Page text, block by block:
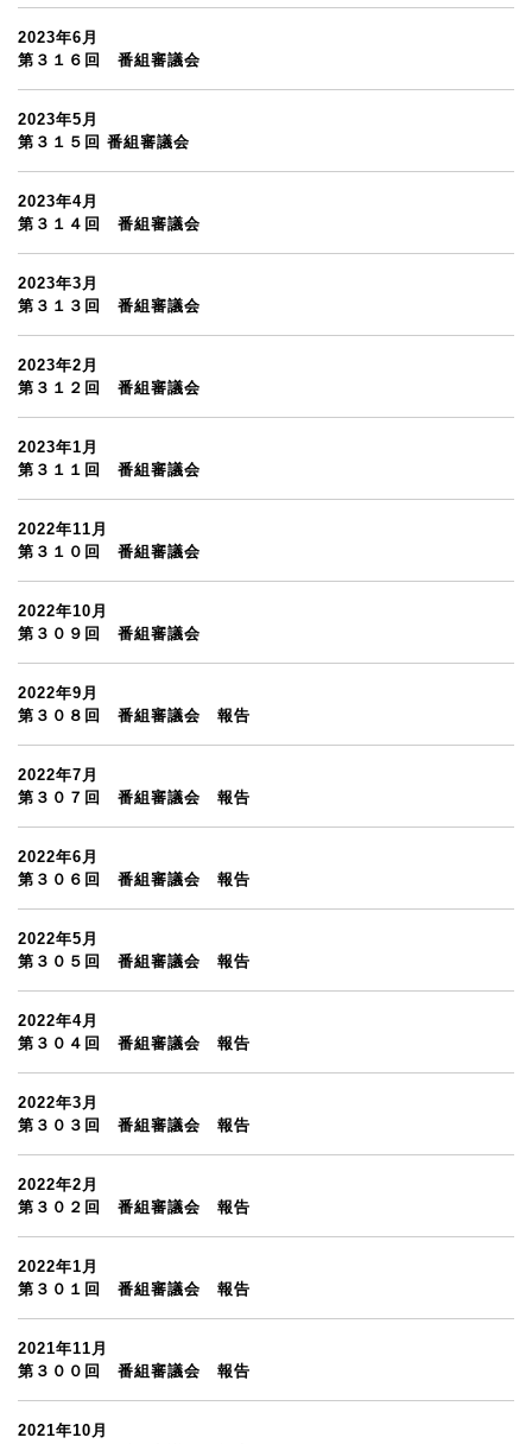
2023年6月
第３１６回 番組審議会
2023年5月
第３１５回 番組審議会
2023年4月
第３１４回 番組審議会
2023年3月
第３１３回 番組審議会
2023年2月
第３１２回 番組審議会
2023年1月
第３１１回 番組審議会
2022年11月
第３１０回 番組審議会
2022年10月
第３０９回 番組審議会
2022年9月
第３０８回 番組審議会 報告
2022年7月
第３０７回 番組審議会 報告
2022年6月
第３０６回 番組審議会 報告
2022年5月
第３０５回 番組審議会 報告
2022年4月
第３０４回 番組審議会 報告
2022年3月
第３０３回 番組審議会 報告
2022年2月
第３０２回 番組審議会 報告
2022年1月
第３０１回 番組審議会 報告
2021年11月
第３００回 番組審議会 報告
2021年10月